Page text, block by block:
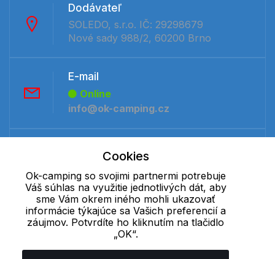
Dodávateľ
SOLEDO, s.r.o. IČ: 29298679
Nové sady 988/2, 60200 Brno
E-mail
Online
info@ok-camping.cz
Offline
+421 277 270 091
Cookie - podrobné nastavenie| Ďalšie informácie|Spracovanie
osobných údajov
Cookies
Ok-camping so svojimi partnermi potrebuje
Váš súhlas na využitie jednotlivých dát, aby
sme Vám okrem iného mohli ukazovať
informácie týkajúce sa Vašich preferencií a
záujmov. Potvrdíte ho kliknutím na tlačidlo
„OK“.